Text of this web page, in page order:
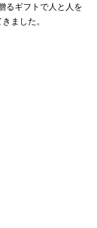
るギフトで人と人を
ました。